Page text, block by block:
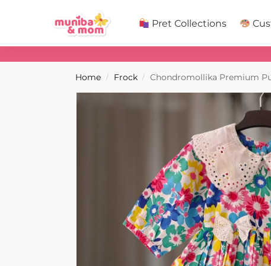
Pret Collections
Search
Home / Frock / Chondromollika Premium